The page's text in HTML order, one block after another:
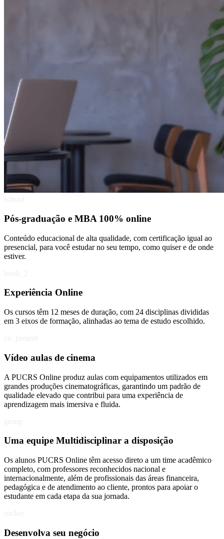
Pós-graduação e MBA 100% online
Conteúdo educacional de alta qualidade, com certificação igual ao
presencial, para você estudar no seu tempo, como quiser e de onde
estiver.
Experiência Online
Os cursos têm 12 meses de duração, com 24 disciplinas divididas
em 3 eixos de formação, alinhadas ao tema de estudo escolhido.
Vídeo aulas de cinema
A PUCRS Online produz aulas com equipamentos utilizados em
grandes produções cinematográficas, garantindo um padrão de
qualidade elevado que contribui para uma experiência de
aprendizagem mais imersiva e fluida.
Uma equipe Multidisciplinar a disposição
Os alunos PUCRS Online têm acesso direto a um time acadêmico
completo, com professores reconhecidos nacional e
internacionalmente, além de profissionais das áreas financeira,
pedagógica e de atendimento ao cliente, prontos para apoiar o
estudante em cada etapa da sua jornada.
Desenvolva seu negócio